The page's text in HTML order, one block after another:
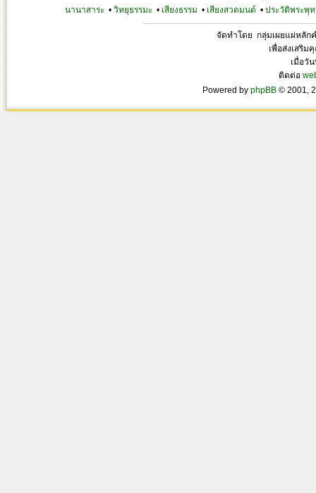
นานาสาระ• วิทยุธรรมะ• เสียงธรรม • เสียงสวดมนต์ • ประวัติพระพุท
จัดทำโดย กลุ่มเผยแผ่หลัก
เพื่อส่งเสริม
เมื่อวั
ติดต่อ
Powered by phpBB © 2001,